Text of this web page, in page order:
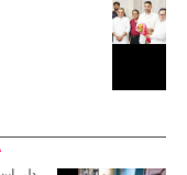
قانون ساز کونسل
ہونے پر متعلقہ